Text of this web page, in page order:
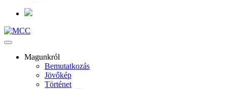
Magunkról
Bemutatkozás
Jövőkép
Történet